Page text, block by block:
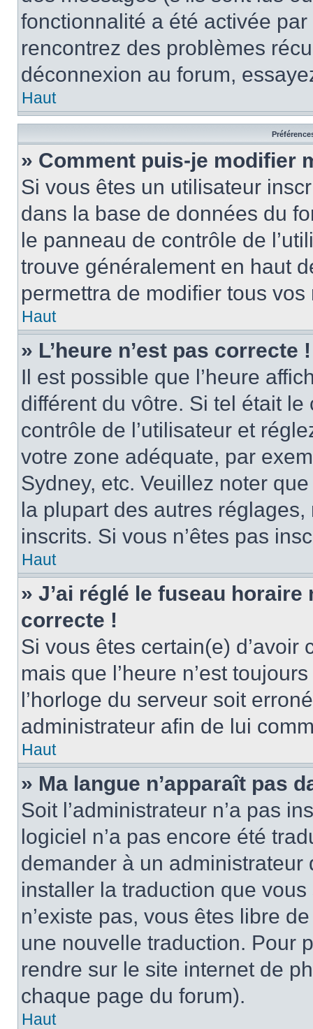
fonctionnalité a été activée
rencontrez des problèmes
déconnexion au forum,
Haut
» Comment puis-je modifier
Si vous êtes un utilisateur
dans la base de données du
le panneau de contrôle de
trouve généralement en haut
permettra de modifier tous
Haut
» L’heure n’est pas correcte !
Il est possible que l’heure
différent du vôtre. Si tel était
contrôle de l’utilisateur et
votre zone adéquate, par
Sydney, etc. Veuillez noter
la plupart des autres réglages,
inscrits. Si vous n’êtes pas
Haut
» J’ai réglé le fuseau horaire
correcte !
Si vous êtes certain(e)
mais que l’heure n’est
l’horloge du serveur soit
administrateur afin de lui
Haut
» Ma langue n’apparaît pas
Soit l’administrateur n’a pas
logiciel n’a pas encore été
demander à un administrateur
installer la traduction que
n’existe pas, vous êtes libre
une nouvelle traduction. Pour
rendre sur le site internet de
chaque page du forum).
Haut